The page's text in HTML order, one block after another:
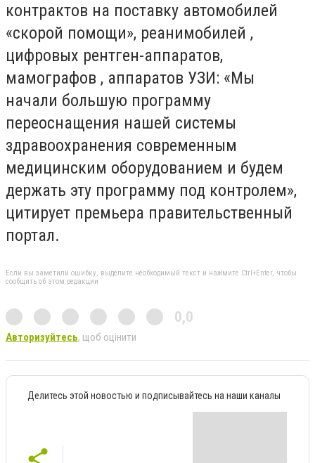
контрактов на поставку автомобилей
«скорой помощи», реанимобилей ,
цифровых рентген-аппаратов,
мамографов , аппаратов УЗИ: «Мы
начали большую программу
переоснащения нашей системы
здравоохранения современным
медицинским оборудованием и будем
держать эту программу под контролем»,
цитирует премьера правительственный
портал.
Если вы заметили ошибку, выделите необходимый текст и нажмите Ctrl+Enter, чтобы
сообщить об этом редакции
0,0
Авторизуйтесь, щоб оцінити
Делитесь этой новостью и подписывайтесь на наши каналы